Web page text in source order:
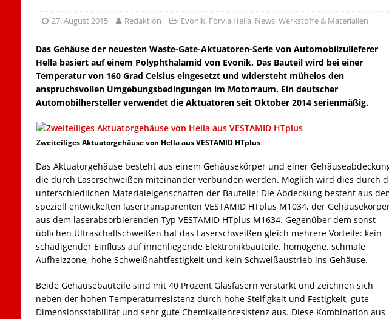
27. August 2015 Redaktion Evonik, Forvia Hella, News,Werkstoffe & Materialien
Das Gehäuse der neuesten Waste-Gate-Aktuatoren-Serie von Automobilzulieferer
Hella basiert auf einem Polyphthalamid von Evonik. Das Bauteil wird bei einer
Temperatur von 160 Grad Celsius eingesetzt und widersteht mühelos den
anspruchsvollen Umgebungsbedingungen im Motorraum. Ein deutscher
Automobilhersteller verwendet die Aktuatoren seit Oktober 2014 serienmäßig.
Zweiteiliges Aktuatorgehäuse von Hella aus VESTAMID HTplus
Das Aktuatorgehäuse besteht aus einem Gehäusekörper und einer
die durch Laserschweißen miteinander verbunden werden. Möglich wird dies durch
unterschiedlichen Materialeigenschaften der Bauteile: Die Abdeckung besteht aus
speziell entwickelten lasertransparenten VESTAMID HTplus M1034, der
aus dem laserabsorbierenden Typ VESTAMID HTplus M1634. Gegenüber dem sonst
üblichen Ultraschallschweißen hat das Laserschweißen gleich mehrere Vorteile: kein
schädigender Einfluss auf innenliegende Elektronikbauteile, homogene, schmale
Aufheizzone, hohe Schweißnahtfestigkeit und kein Schweißaustrieb ins Gehäuse.
Beide Gehäusebauteile sind mit 40 Prozent Glasfasern verstärkt und zeichnen sich
neben der hohen Temperaturresistenz durch hohe Steifigkeit und Festigkeit, gute
Dimensionsstabilität und sehr gute Chemikalienresistenz aus. Diese Kombination aus